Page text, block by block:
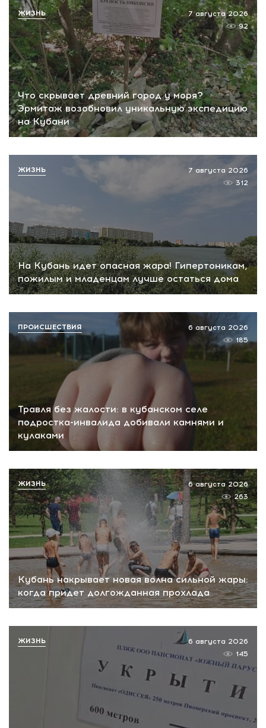
Что скрывает древний город у моря?
Эрмитаж возобновил уникальную экспедицию
на Кубани
7 августа 2026
92
ЖИЗНЬ
На Кубань идет опасная жара! Гипертоникам,
пожилым и младенцам лучше остаться дома
7 августа 2026
312
ЖИЗНЬ
Травля без жалости: в кубанском селе
подростка-инвалида добивали камнями и
кулаками
6 августа 2026
185
ПРОИСШЕСТВИЯ
Кубань накрывает новая волна сильной жары:
когда придет долгожданная прохлада
6 августа 2026
263
ЖИЗНЬ
6 августа 2026
145
ЖИЗНЬ